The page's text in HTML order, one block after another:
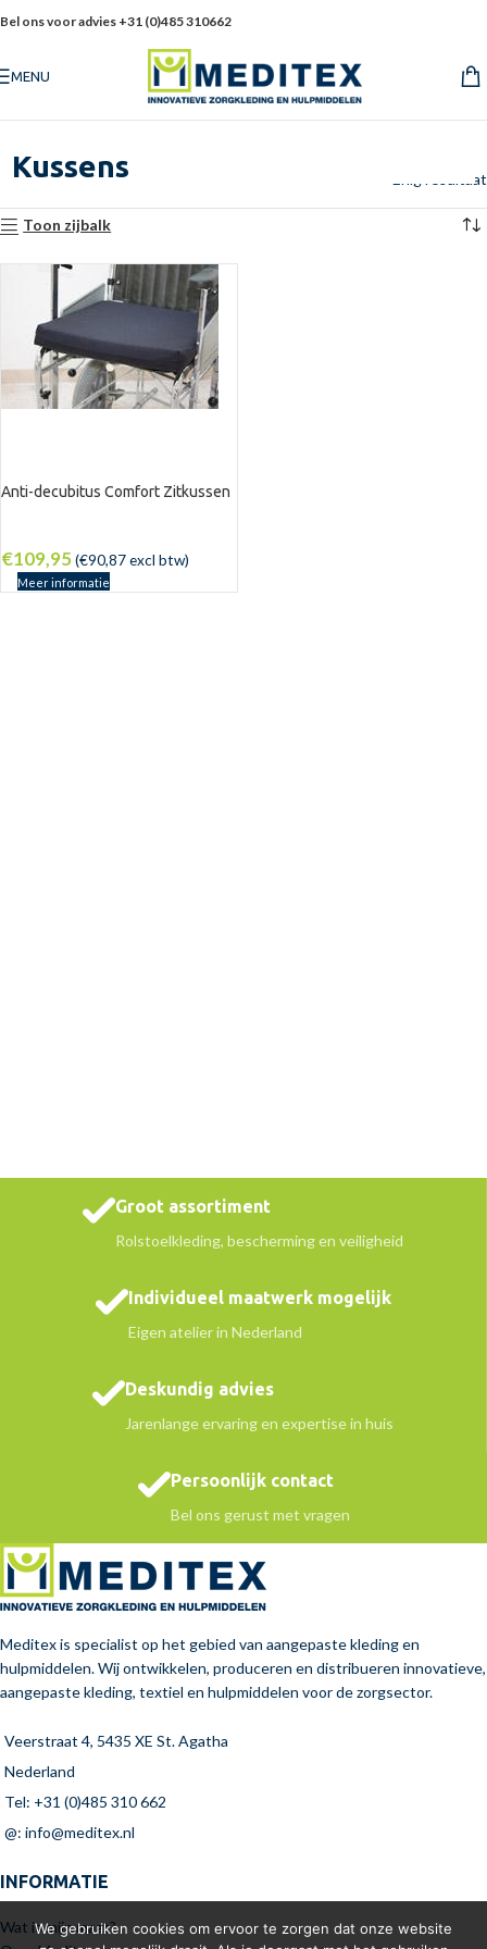
Bel ons voor advies +31 (0)485 310662
MENU
Kussens Enig resultaat
Toon zijbalk
Anti-decubitus Comfort Zitkussen
€109,95(€90,87excl btw)
Meer informatie
Groot assortiment
Rolstoelkleding, bescherming en veiligheid
Individueel maatwerk mogelijk
Eigen atelier in Nederland
Deskundig advies
Jarenlange ervaring en expertise in huis
Persoonlijk contact
Bel ons gerust met vragen
Meditex is specialist op het gebied van aangepaste kleding en
hulpmiddelen. Wij ontwikkelen, produceren en distribueren innovatieve,
aangepaste kleding, textiel en hulpmiddelen voor de zorgsector.
Veerstraat 4, 5435 XE St. Agatha
Nederland
Tel: +31 (0)485 310 662
@: info@meditex.nl
INFORMATIE
Wat is mijn maat?
We gebruiken cookies om ervoor te zorgen dat onze website